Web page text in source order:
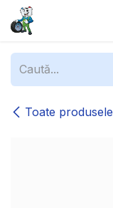
Sari la conținut
Toate produsele